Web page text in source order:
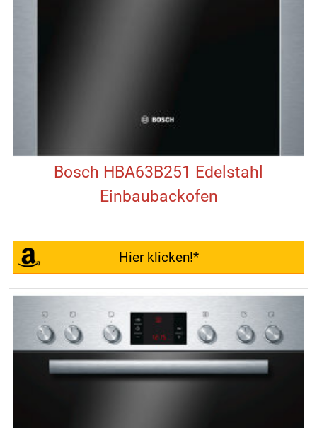
Bosch HBA63B251 Edelstahl
Einbaubackofen
Hier klicken!*